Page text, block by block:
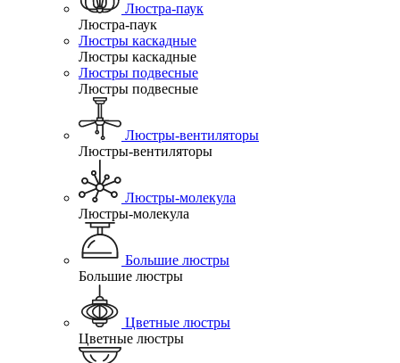
Люстра-паук
Люстра-паук
Люстры каскадные
Люстры каскадные
Люстры подвесные
Люстры подвесные
Люстры-вентиляторы
Люстры-вентиляторы
Люстры-молекула
Люстры-молекула
Большие люстры
Большие люстры
Цветные люстры
Цветные люстры